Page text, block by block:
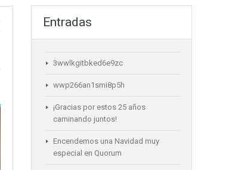
Entradas
3wwlkgitbked6e9zc
wwp266an1smi8p5h
¡Gracias por estos 25 años
caminando juntos!
Encendemos una Navidad muy
especial en Quorum